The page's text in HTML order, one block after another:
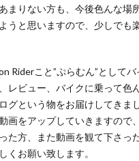
まりない方も、今後色んな場
うと思いますので、少しでも
Riderこと”ぷらむん”として
レビュー、バイクに乗って色
グという物をお届けしてきま
画をアップしていきますので
た方、また動画を観て下さっ
くお願い致します。